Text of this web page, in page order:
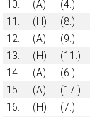
10.
(A) (4.)
11.
(H) (8.)
12.
(A) (9.)
13.
(H) (11.)
14.
(A) (6.)
15.
(A) (17.)
16.
(H) (7.)